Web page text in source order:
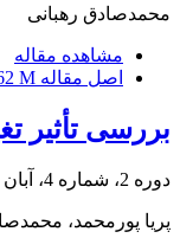
محمدصادق رهبانی
مشاهده مقاله
اصل مقاله M
بررسی تأثیر
دوره 2، شماره 4، آبان 1400، صفحه
پریا پورمحمد،